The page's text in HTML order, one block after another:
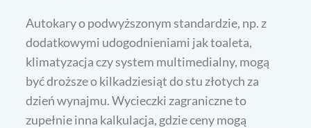
Autokary o podwyższonym standardzie, np. z
dodatkowymi udogodnieniami jak toaleta,
klimatyzacja czy system multimedialny, mogą
być droższe o kilkadziesiąt do stu złotych za
dzień wynajmu. Wycieczki zagraniczne to
zupełnie inna kalkulacja, gdzie ceny mogą